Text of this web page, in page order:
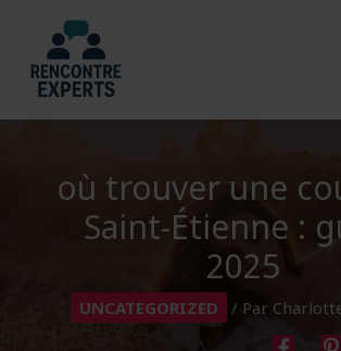
contenu
où trouver une
Saint-Étienne :
2025
UNCATEGORIZED / Par